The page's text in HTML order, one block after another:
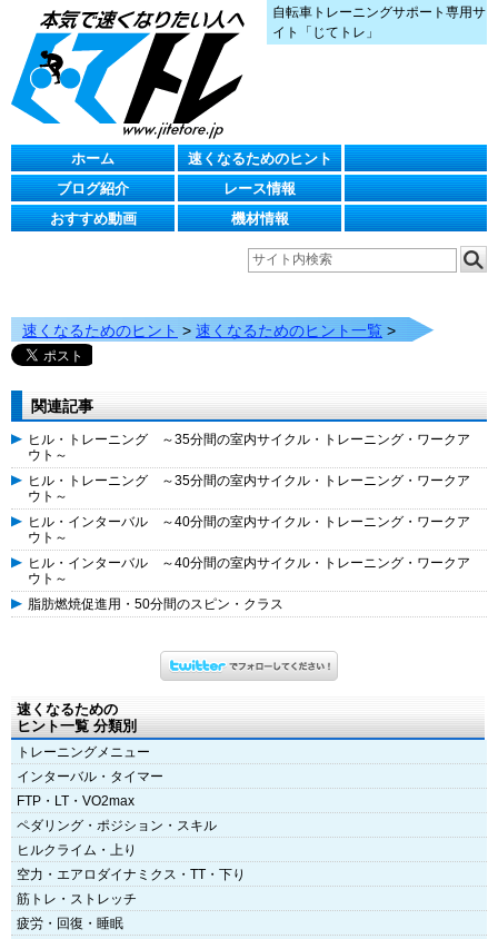
自転車トレーニングサポート専用サ
イト「じてトレ」
ホーム
速くなるためのヒント
ブログ紹介
レース情報
おすすめ動画
機材情報
速くなるためのヒント > 速くなるためのヒント一覧 >
関連記事
ヒル・トレーニング ～35分間の室内サイクル・トレーニング・ワークア
ウト～
ヒル・トレーニング ～35分間の室内サイクル・トレーニング・ワークア
ウト～
ヒル・インターバル ～40分間の室内サイクル・トレーニング・ワークア
ウト～
ヒル・インターバル ～40分間の室内サイクル・トレーニング・ワークア
ウト～
脂肪燃焼促進用・50分間のスピン・クラス
速くなるための
ヒント一覧 分類別
トレーニングメニュー
インターバル・タイマー
FTP・LT・VO2max
ペダリング・ポジション・スキル
ヒルクライム・上り
空力・エアロダイナミクス・TT・下り
筋トレ・ストレッチ
疲労・回復・睡眠